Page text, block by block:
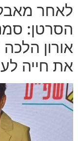
לאחר
הסרטן:
אורון
את חייה